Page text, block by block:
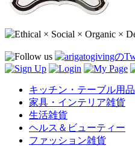
キッチン・テーブル用品
家具・インテリア雑貨
生活雑貨
ヘルス＆ビューティー
ファッション雑貨